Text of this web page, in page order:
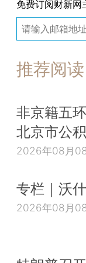
免费订阅财新网
推荐阅读
非京籍五
北京市公
2026年08月
专栏｜沃
2026年08月